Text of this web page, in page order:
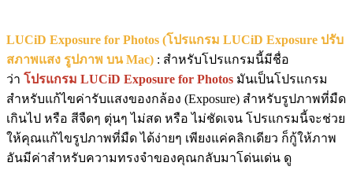
LUCiD Exposure for Photos (โปรแกรม LUCiD Exposure ปรับ
สภาพแสง รูปภาพ บน Mac) : สำหรับโปรแกรมนี้มีชื่อ
ว่า โปรแกรม LUCiD Exposure for Photos มันเป็นโปรแกรม
สำหรับแก้ไขค่ารับแสงของกล้อง (Exposure) สำหรับรูปภาพที่มืด
เกินไป หรือ สีจืดๆ ตุ่นๆ ไม่สด หรือ ไม่ชัดเจน โปรแกรมนี้จะช่วย
ให้คุณแก้ไขรูปภาพที่มืด ได้ง่ายๆ เพียงแค่คลิกเดียว ก็กู้ให้ภาพ
อันมีค่าสำหรับความทรงจำของคุณกลับมาโด่นเด่น ดู